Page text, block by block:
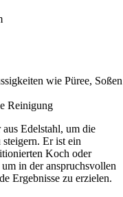
wie Püree, Soßen
Reinigung
Edelstahl, um die
Er ist ein
Koch oder
in der anspruchsvollen
Ergebnisse zu erzielen.